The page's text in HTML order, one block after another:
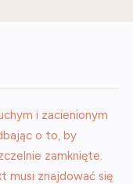
i zacienionym
o to, by
zamknięte.
musi znajdować się